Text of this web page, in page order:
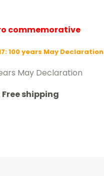
commemorative
100 years May Declaration
May Declaration
Free shipping